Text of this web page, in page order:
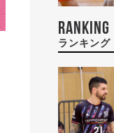
RANKING
ランキング